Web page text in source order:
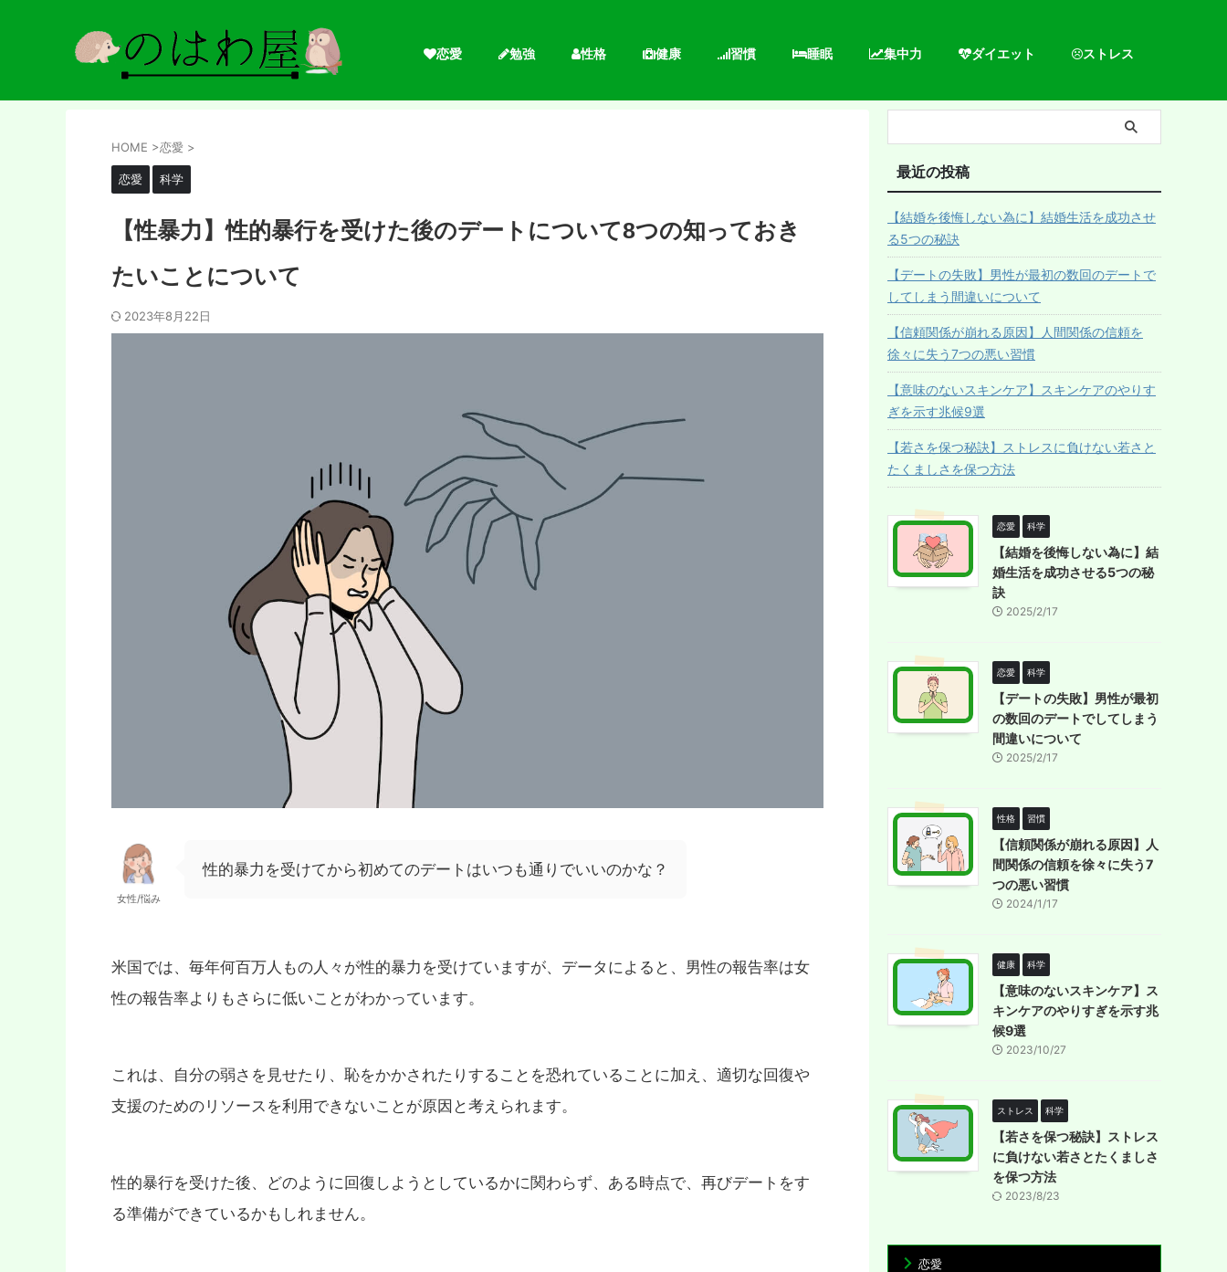
恋愛 勉強 性格 健康 習慣 睡眠 集中力 ダイエット ストレス
HOME >恋愛 >
恋愛 科学
【性暴力】性的暴行を受けた後のデートについて8つの知っておき
たいことについて
2023年8月22日
女性/悩み
性的暴力を受けてから初めてのデートはいつも通りでいいのかな？
米国では、毎年何百万人もの人々が性的暴力を受けていますが、データによると、男性の報告率は女
性の報告率よりもさらに低いことがわかっています。
これは、自分の弱さを見せたり、恥をかかされたりすることを恐れていることに加え、適切な回復や
支援のためのリソースを利用できないことが原因と考えられます。
性的暴行を受けた後、どのように回復しようとしているかに関わらず、ある時点で、再びデートをす
る準備ができているかもしれません。
最近の投稿
【結婚を後悔しない為に】結婚生活を成功させ
る5つの秘訣
【デートの失敗】男性が最初の数回のデートで
してしまう間違いについて
【信頼関係が崩れる原因】人間関係の信頼を
徐々に失う7つの悪い習慣
【意味のないスキンケア】スキンケアのやりす
ぎを示す兆候9選
【若さを保つ秘訣】ストレスに負けない若さと
たくましさを保つ方法
恋愛 科学
【結婚を後悔しない為に】結
婚生活を成功させる5つの秘
訣
2025/2/17
恋愛 科学
【デートの失敗】男性が最初
の数回のデートでしてしまう
間違いについて
2025/2/17
性格 習慣
【信頼関係が崩れる原因】人
間関係の信頼を徐々に失う7
つの悪い習慣
2024/1/17
健康 科学
【意味のないスキンケア】ス
キンケアのやりすぎを示す兆
候9選
2023/10/27
ストレス 科学
【若さを保つ秘訣】ストレス
に負けない若さとたくましさ
を保つ方法
2023/8/23
恋愛